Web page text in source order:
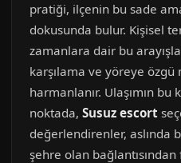
pratiği, ilçenin bu sade
dokusunda bulur. Kişisel
zamanlara dair bu
karşılama ve yöreye
harmanlanır. Ulaşımın
noktada, Susuz escort
değerlendirenler, aslında
şehre olan bağlantısından